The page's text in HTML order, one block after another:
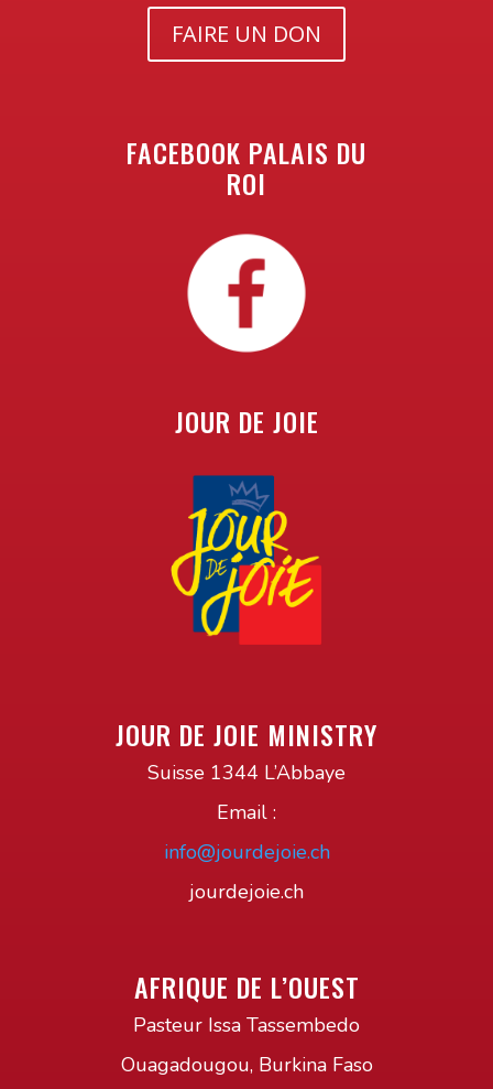
FAIRE UN DON
FACEBOOK PALAIS DU
ROI
JOUR DE JOIE
JOUR DE JOIE MINISTRY
Suisse 1344 L’Abbaye
Email :
info@jourdejoie.ch
jourdejoie.ch
AFRIQUE DE L’OUEST
Pasteur Issa Tassembedo
Ouagadougou, Burkina Faso